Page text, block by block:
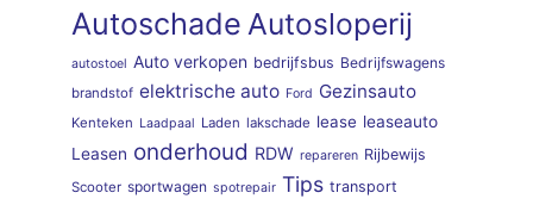
Autoschade Autosloperij
autostoel Auto verkopen bedrijfsbus Bedrijfswagens
brandstof elektrische auto Ford Gezinsauto
Kenteken Laadpaal Laden lakschade lease leaseauto
Leasen onderhoud RDW repareren Rijbewijs
Scooter sportwagen spotrepair Tips transport